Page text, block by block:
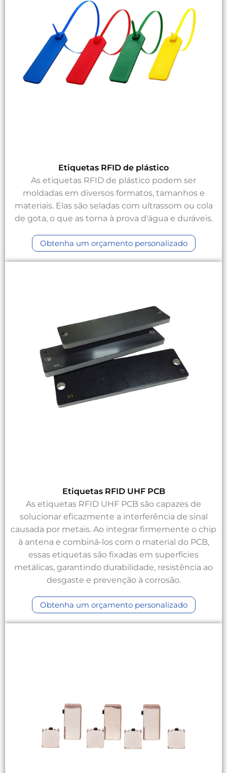
Etiquetas RFID de plástico
As etiquetas RFID de plástico podem ser
moldadas em diversos formatos, tamanhos e
materiais. Elas são seladas com ultrassom ou cola
de gota, o que as torna à prova d'água e duráveis.
Obtenha um orçamento personalizado
Etiquetas RFID UHF PCB
As etiquetas RFID UHF PCB são capazes de
solucionar eficazmente a interferência de sinal
causada por metais. Ao integrar firmemente o chip
à antena e combiná-los com o material do PCB,
essas etiquetas são fixadas em superfícies
metálicas, garantindo durabilidade, resistência ao
desgaste e prevenção à corrosão.
Obtenha um orçamento personalizado